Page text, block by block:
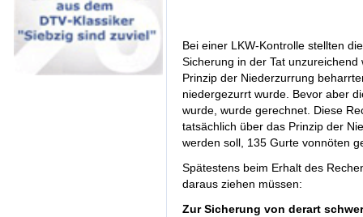
Bei einer LKW-Kontrolle stellten
Sicherung in der Tat
Prinzip der Niederzurrung
niedergezurrt wurde. Bevor aber
wurde, wurde gerechnet. Diese
tatsächlich über das Prinzip der
werden soll, 135 Gurte vonnöten
Spätestens beim Erhalt des
daraus ziehen müssen:
Zur Sicherung von derart